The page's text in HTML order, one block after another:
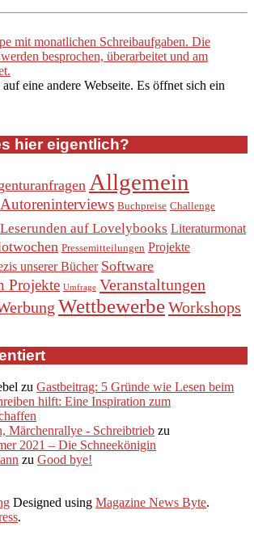
mit monatlichen Schreibaufgaben. Die
besprochen, überarbeitet und am
eine andere Webseite. Es öffnet sich ein
hier eigentlich?
Allgemein
Autoreninterviews Buchpreise Challenge
Leserunden auf Lovelybooks Literaturmonat
Pressemitteilungen Projekte
unserer Bücher Software
Projekte Umfrage Veranstaltungen
WettbewerbeWorkshops
zu Gastbeitrag: 5 Gründe wie Lesen beim
hilft: Eine Inspiration zum
Märchenrallye - Schreibtrieb zu
2021 – Die Schneekönigin
zu Good bye!
Designed using Magazine News Byte.
.